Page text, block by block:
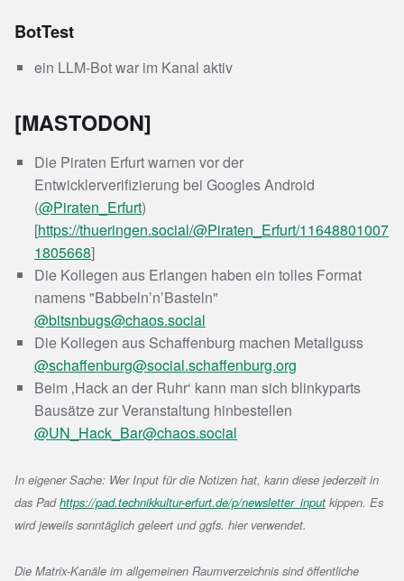
BotTest
ein LLM-Bot war im Kanal aktiv
[MASTODON]
Die Piraten Erfurt warnen vor der
Entwicklerverifizierung bei Googles Android
(@Piraten_Erfurt)
[https://thueringen.social/@Piraten_Erfurt/11648801007
1805668]
Die Kollegen aus Erlangen haben ein tolles Format
namens "Babbeln’n’Basteln"
@bitsnbugs@chaos.social
Die Kollegen aus Schaffenburg machen Metallguss
@schaffenburg@social.schaffenburg.org
Beim ‚Hack an der Ruhr‘ kann man sich blinkyparts
Bausätze zur Veranstaltung hinbestellen
@UN_Hack_Bar@chaos.social
In eigener Sache: Wer Input für die Notizen hat, kann diese jederzeit in
das Padhttps://pad.technikkultur-erfurt.de/p/newsletter_input kippen. Es
wird jeweils sonntäglich geleert und ggfs. hier verwendet.
Die Matrix-Kanäle im allgemeinen Raumverzeichnis sind öffentliche